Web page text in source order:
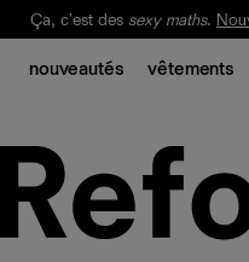
Notre Bilan Responsable 2025
Ça, c'est des sexy maths.
nouveautés vêtements